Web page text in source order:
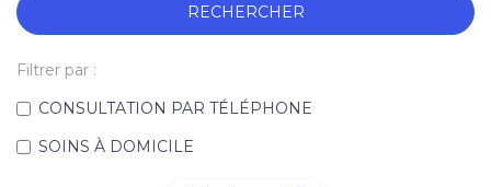
RECHERCHER
Filtrer par :
CONSULTATION PAR TÉLÉPHONE
SOINS À DOMICILE